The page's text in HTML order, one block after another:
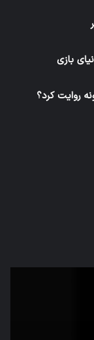
بازی
روایت کرد؟